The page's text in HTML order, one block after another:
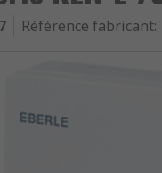
Référence fabricant: